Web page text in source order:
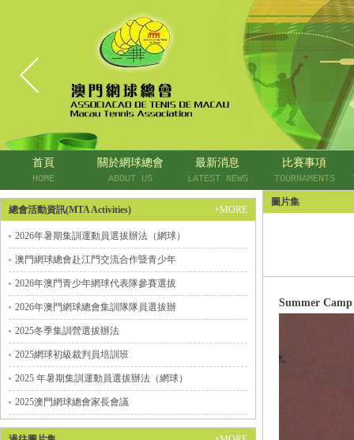
首頁
HOME
關於網球總會
ABOUT US
最新消息
LATEST NEWS
比賽事項
TOURNAMENTS
總會活動資訊(MTA Activities) +MORE
2026年暑期集訓運動員選拔辦法（網球）
澳門網球總會赴江門交流合作暨青少年
2026年澳門青少年網球代表隊參賽選拔
2026年澳門網球總會集訓隊隊員選拔辦
2025冬季集訓營選拔辦法
2025網球初級裁判員培訓班
2025 年暑期集訓運動員選拔辦法（網球）
2025澳門網球總會家長會議
圖片集
Summer Camp